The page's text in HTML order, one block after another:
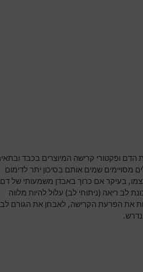
ופקטורי קרישה המיוצרים בכבד
שמים אותם בסיכון יתר לדימום
בעיקר אם כרוך באבדן משמעותי של דם
לב ריאה (ניתוחי לב) עלול להיות מלווה
את הפרעת הקרישה, לאבחן את הגורם לב